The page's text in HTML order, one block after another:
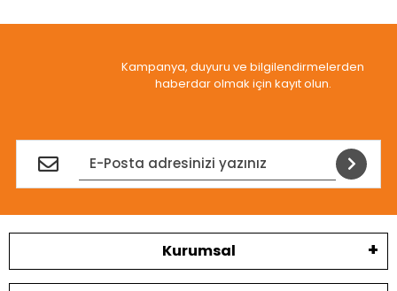
Kampanya, duyuru ve bilgilendirmelerden
haberdar olmak için kayıt olun.
Kurumsal